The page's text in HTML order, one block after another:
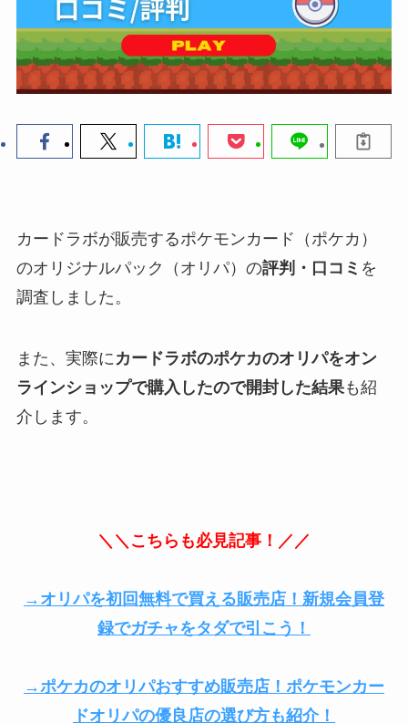
カードラボが販売するポケモンカード（ポケカ）
のオリジナルパック（オリパ）の評判・口コミ を
調査しました。
また、実際にカードラボのポケカのオリパをオン
ラインショップで購入したので開封した結果も紹
介します。
＼＼こちらも必見記事！／／
→オリパを初回無料で買える販売店！新規会員登
録でガチャをタダで引こう！
→ポケカのオリパおすすめ販売店！ポケモンカー
ドオリパの優良店の選び方も紹介！